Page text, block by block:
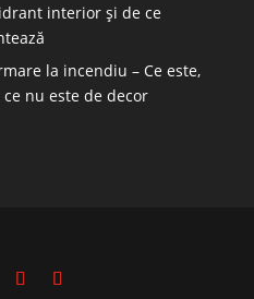
interior și de ce
la incendiu – Ce este,
nu este de decor